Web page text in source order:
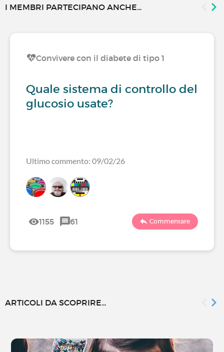
I MEMBRI PARTECIPANO ANCHE...
Convivere con il diabete di tipo 1
Quale sistema di controllo del
glucosio usate?
Ultimo commento: 09/02/26
1155 61 Commentare
ARTICOLI DA SCOPRIRE...